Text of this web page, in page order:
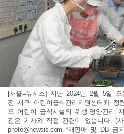
[서울=뉴시스] 지난 2024년 2월 5일 오
전 서구 어린이급식관리지원센터와 정
모 어린이 급식시설의 위생·영양관리
진은 기사와 직접 관련이 없습니다. (사
photo@newsis.com *재판매 및 DB 금지